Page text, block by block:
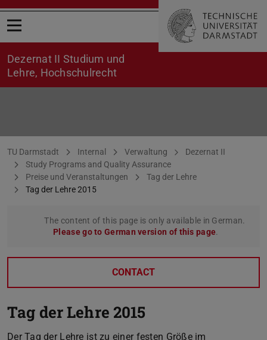
Open menu
Dezernat II Studium und
Lehre, Hochschulrecht
You are here:
TU Darmstadt Internal Verwaltung
Dezernat II
Study Programs and Quality Assurance
Preise und Veranstaltungen
Tag der Lehre
Tag der Lehre 2015
The content of this page is only available in German.
Please go to German version of this page.
CONTACT
Tag der Lehre 2015
Der Tag der Lehre ist zu einer festen Größe im